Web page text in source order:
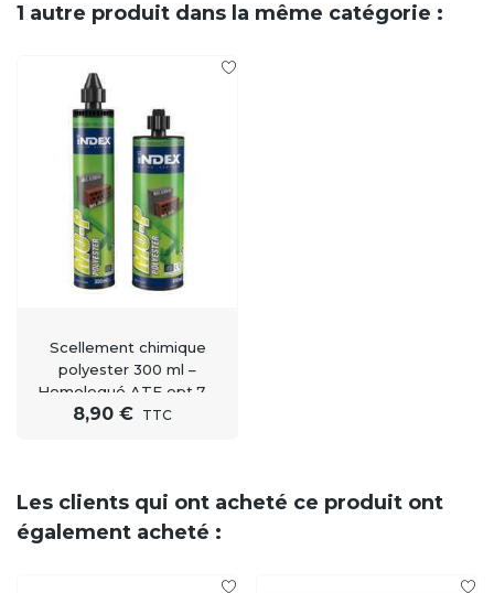
1 autre produit dans la même catégorie :
Scellement chimique
polyester 300 ml –
Homologué ATE opt.7 –
Index MO-P
8,90 € TTC
Les clients qui ont acheté ce produit ont
également acheté :